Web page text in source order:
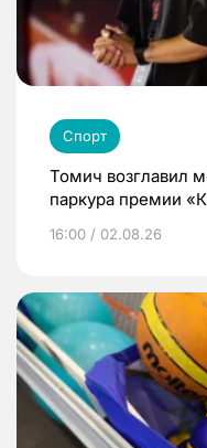
Спорт
Томич возглавил
паркура премии
16:00 / 02.08.26